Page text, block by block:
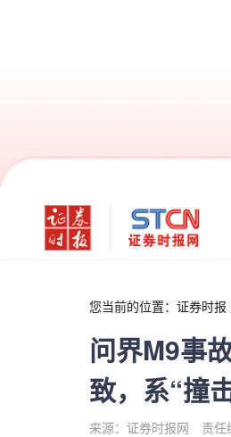
您当前的位置： 证券时报
问界M9事
致，系“撞
来源：证券时报网 责任